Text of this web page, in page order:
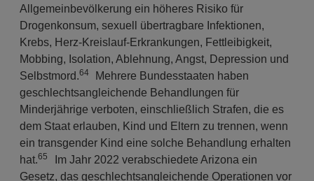
Allgemeinbevölkerung ein höheres Risiko für
Drogenkonsum, sexuell übertragbare Infektionen,
Krebs, Herz-Kreislauf-Erkrankungen, Fettleibigkeit,
Mobbing, Isolation, Ablehnung, Angst, Depression und
Selbstmord.64
Mehrere Bundesstaaten haben
geschlechtsangleichende Behandlungen für
Minderjährige verboten, einschließlich Strafen, die es
dem Staat erlauben, Kind und Eltern zu trennen, wenn
ein transgender Kind eine solche Behandlung erhalten
hat.65
Im Jahr 2022 verabschiedete Arizona ein
Gesetz, das geschlechtsangleichende Operationen vor